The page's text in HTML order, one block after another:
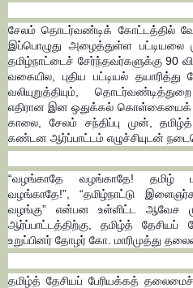
சேலம் தொடர்வண்டிக் கோட்டத்தில்
இப்பொழுது அழைத்துள்ள பட்டியலை
தமிழ்நாட்டைச் சேர்ந்தவர்களுக்கு 90
வகையில, புதிய பட்டியல்
வலியுறுத்தியும்,
எதிரான இன ஒதுக்கல் கொள்கையைக்
காலை, சேலம் சந்திப்பு முன், தமிழ்த்
கண்டன ஆர்ப்பாட்டம் எழுச்சியுடன்
“வழங்காதே வழங்காதே! தமிழ்
வழங்காதே!”, “தமிழ்நாட்டு
வழங்கு” என்பன உள்ளிட்ட ஆவேச
ஆர்ப்பாட்டத்திற்கு, தமிழ்த்
உறுப்பினர் தோழர் கோ. மாரிமுத்து
தமிழ்த் தேசியப் பேரியக்கத்